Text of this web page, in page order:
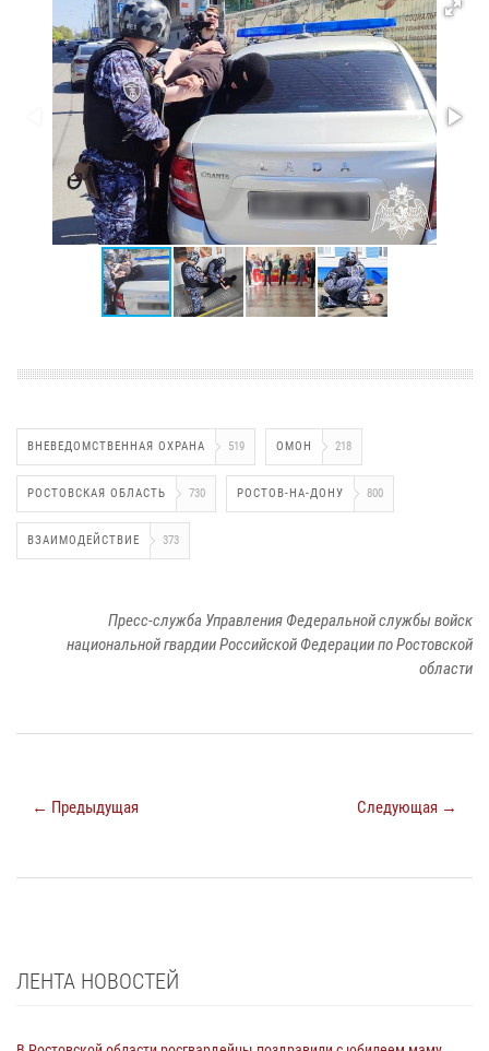
ВНЕВЕДОМСТВЕННАЯ ОХРАНА 519 ОМОН 218
РОСТОВСКАЯ ОБЛАСТЬ 730 РОСТОВ-НА-ДОНУ 800
ВЗАИМОДЕЙСТВИЕ 373
Пресс-служба Управления Федеральной службы войск
национальной гвардии Российской Федерации по Ростовской
области
← Предыдущая Следующая →
ЛЕНТА НОВОСТЕЙ